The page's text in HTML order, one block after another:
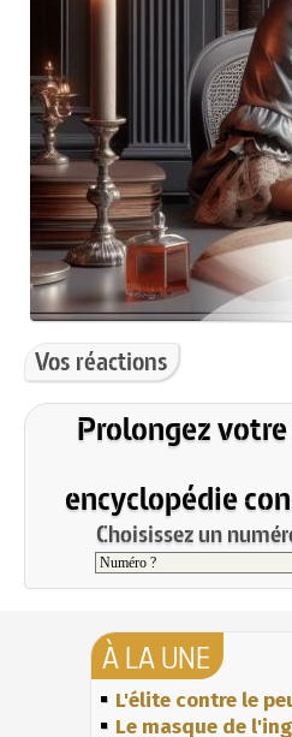
Vos réactions
Prolongez
encyclopédie
Choisissez un
À LA UNE
L'élite contre le
Le masque de